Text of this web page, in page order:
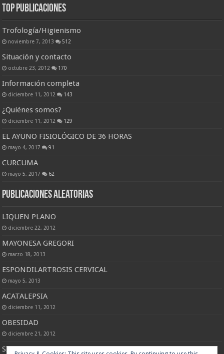
Top Publicaciones
Trofología/Higienismo
noviembre 7, 2013 512
Situación y contacto
octubre 23, 2012 170
Información completa
diciembre 11, 2012 143
¿Quiénes somos?
diciembre 11, 2012 129
EL AYUNO FISIOLÓGICO DE 36 HORAS
mayo 4, 2017 91
CURCUMA
mayo 5, 2017 62
Publicaciones Aleatorias
LIQUEN PLANO
diciembre 22, 2012
MAYONESA GREGORI
marzo 18, 2013
ESPONDILARTROSIS CERVICAL
mayo 5, 2013
ACATALEPSIA
diciembre 11, 2012
OBESIDAD
diciembre 21, 2012
SINDROME DE MOTONEURONA